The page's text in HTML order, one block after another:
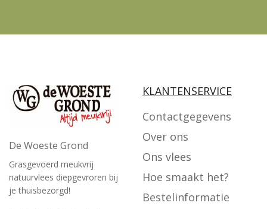
De Woeste Grond
Grasgevoerd meukvrij
natuurvlees diepgevroren bij
je thuisbezorgd!
KLANTENSERVICE
Contactgegevens
Over ons
Ons vlees
Hoe smaakt het?
Bestelinformatie